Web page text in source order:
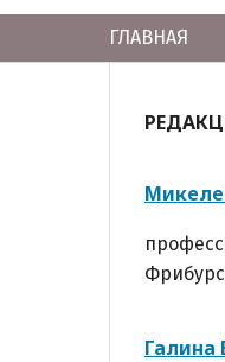
ГЛАВНАЯ
Галина